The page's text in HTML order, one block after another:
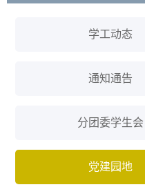
学工动态
通知通告
分团委学生会
党建园地